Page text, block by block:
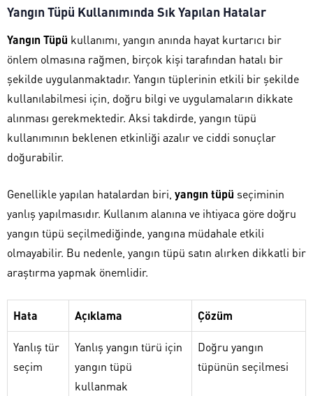
Yangın Tüpü Kullanımında Sık Yapılan Hatalar
Yangın Tüpü kullanımı, yangın anında hayat kurtarıcı bir
önlem olmasına rağmen, birçok kişi tarafından hatalı bir
şekilde uygulanmaktadır. Yangın tüplerinin etkili bir şekilde
kullanılabilmesi için, doğru bilgi ve uygulamaların dikkate
alınması gerekmektedir. Aksi takdirde, yangın tüpü
kullanımının beklenen etkinliği azalır ve ciddi sonuçlar
doğurabilir.
Genellikle yapılan hatalardan biri, yangın tüpü seçiminin
yanlış yapılmasıdır. Kullanım alanına ve ihtiyaca göre doğru
yangın tüpü seçilmediğinde, yangına müdahale etkili
olmayabilir. Bu nedenle, yangın tüpü satın alırken dikkatli bir
araştırma yapmak önemlidir.
Hata Açıklama Çözüm
Yanlış tür
seçim
Yanlış yangın türü için
yangın tüpü
kullanmak
Doğru yangın
tüpünün seçilmesi